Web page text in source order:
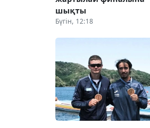
шықты
Бүгін, 12:18